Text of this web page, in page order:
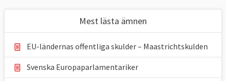
Mest lästa ämnen
EU-ländernas offentliga skulder – Maastrichtskulden
Svenska Europaparlamentariker